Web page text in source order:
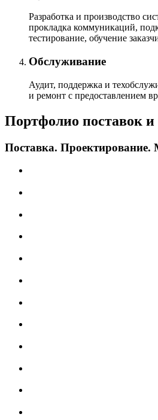
Разработка и производство
прокладка коммуникаций,
тестирование, обучение
Обслуживание
Аудит, поддержка и
и ремонт с предоставлением
Портфолио поставок и
Поставка. Проектирование.